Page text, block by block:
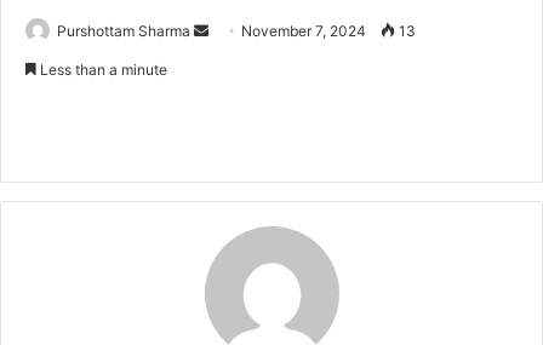
Purshottam Sharma
e
a
l
November 7, 2024 13
Less than a minute